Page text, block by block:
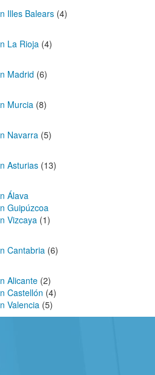
Illes Balears (4)
La Rioja (4)
Madrid (6)
Murcia (8)
Navarra (5)
Asturias (13)
Álava
Guipúzcoa
Vizcaya (1)
Cantabria (6)
Alicante (2)
Castellón (4)
Valencia (5)